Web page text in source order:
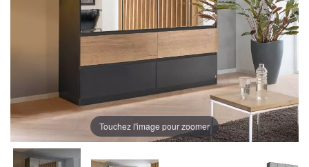
Touchez l'image pour zoomer